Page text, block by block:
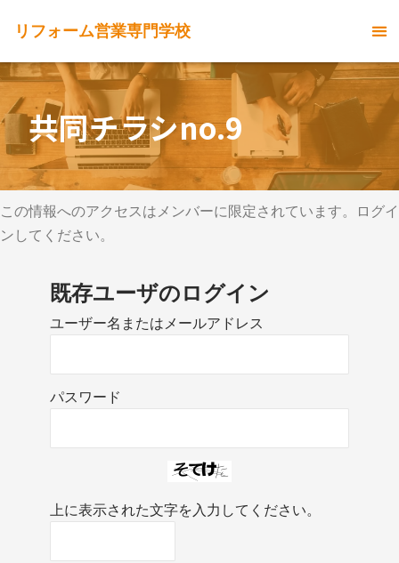
リフォーム営業専門学校
共同チラシno.9
この情報へのアクセスはメンバーに限定されています。ログイ
ンしてください。
既存ユーザのログイン
ユーザー名またはメールアドレス
パスワード
上に表示された文字を入力してください。